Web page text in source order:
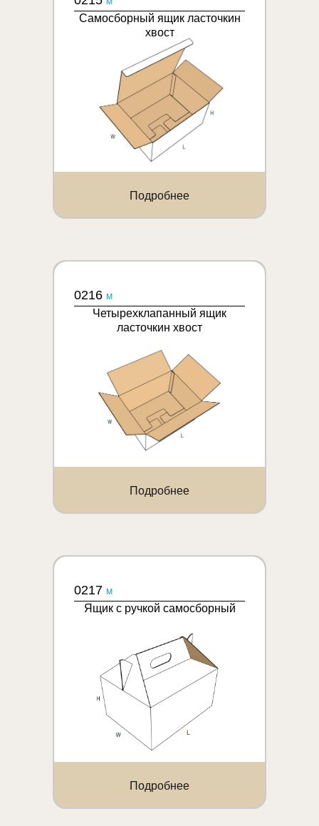
Самосборный ящик ласточкин
хвост
Подробнее
0216 M
Четырехклапанный ящик
ласточкин хвост
Подробнее
0217 M
Ящик с ручкой самосборный
Подробнее